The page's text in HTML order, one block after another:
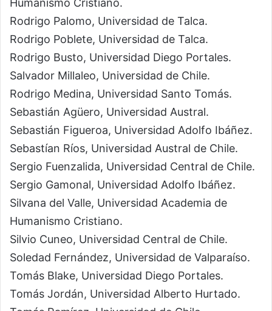
Humanismo Cristiano.
Rodrigo Palomo, Universidad de Talca.
Rodrigo Poblete, Universidad de Talca.
Rodrigo Busto, Universidad Diego Portales.
Salvador Millaleo, Universidad de Chile.
Rodrigo Medina, Universidad Santo Tomás.
Sebastián Agüero, Universidad Austral.
Sebastián Figueroa, Universidad Adolfo Ibáñez.
Sebastían Ríos, Universidad Austral de Chile.
Sergio Fuenzalida, Universidad Central de Chile.
Sergio Gamonal, Universidad Adolfo Ibáñez.
Silvana del Valle, Universidad Academia de
Humanismo Cristiano.
Silvio Cuneo, Universidad Central de Chile.
Soledad Fernández, Universidad de Valparaíso.
Tomás Blake, Universidad Diego Portales.
Tomás Jordán, Universidad Alberto Hurtado.